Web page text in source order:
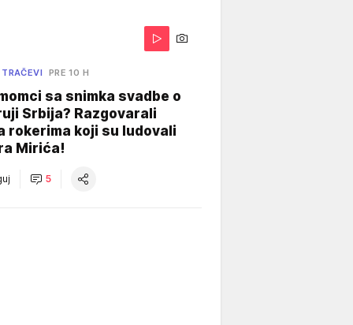
PRE 10 H
sa snimka svadbe o
Srbija? Razgovarali
rokerima koji su ludovali
Mirića!
5